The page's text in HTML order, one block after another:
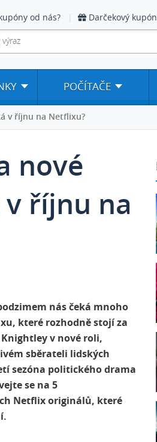
od nás? Darčekový kupón
POČÍTAČE
v říjnu na Netflixu?
nové
v říjnu na
nás čeká mnoho
které rozhodně stojí za
v nové roli,
sběrateli lidských
sezóna politického drama
se na 5
Netflix originálů, které